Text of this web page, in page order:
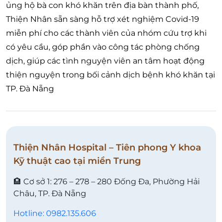
ủng hộ bà con khó khăn trên địa bàn thành phố,
Thiện Nhân sẵn sàng hỗ trợ xét nghiệm Covid-19
miễn phí cho các thành viên của nhóm cứu trợ khi
có yêu cầu, góp phần vào công tác phòng chống
dịch, giúp các tình nguyện viên an tâm hoạt động
thiện nguyện trong bối cảnh dịch bệnh khó khăn tại
TP. Đà Nẵng
Thiện Nhân Hospital – Tiên phong Y khoa
Kỹ thuật cao tại miền Trung
🏨 Cơ sở 1: 276 – 278 – 280 Đống Đa, Phường Hải
Châu, TP. Đà Nẵng
Hotline: 0982.135.606